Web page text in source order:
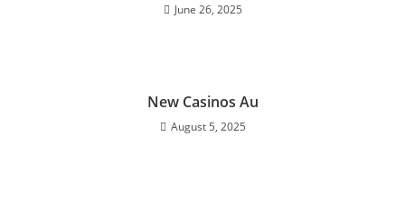
June 26, 2025
New Casinos Au
August 5, 2025